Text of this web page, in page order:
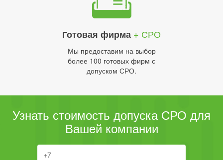
Готовая фирма + СРО
Мы предоставим на выбор
более 100 готовых фирм с
допуском СРО.
Узнать стоимость допуска СРО для
Вашей компании